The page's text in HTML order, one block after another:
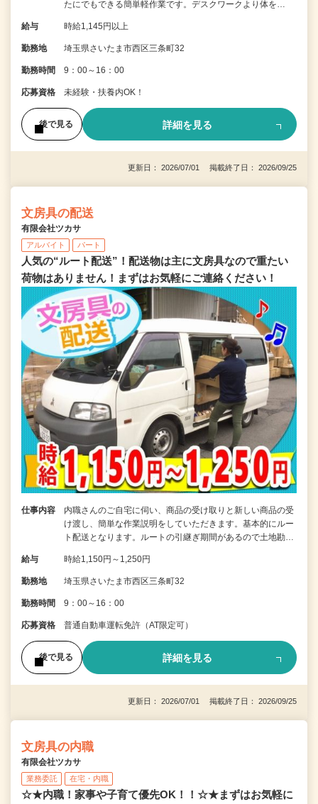
たにでもできる簡単軽作業です。デスクワークより体を…
給与 時給1,145円以上
勤務地 埼玉県さいたま市西区三条町32
勤務時間 9：00～16：00
応募資格 未経験・扶養内OK！
後で見る 詳細を見る
更新日： 2026/07/01 掲載終了日： 2026/09/25
文房具の配送
有限会社ツカサ
アルバイト パート
人気の“ルート配送”！配送物は主に文房具なので重たい
荷物はありません！まずはお気軽にご連絡ください！
仕事内容
内職さんのご自宅に伺い、商品の受け取りと新しい商品の受
け渡し、簡単な作業説明をしていただきます。基本的にルー
ト配送となります。ルートの引継ぎ期間があるので土地勘…
給与 時給1,150円～1,250円
勤務地 埼玉県さいたま市西区三条町32
勤務時間 9：00～16：00
応募資格 普通自動車運転免許（AT限定可）
後で見る 詳細を見る
更新日： 2026/07/01 掲載終了日： 2026/09/25
文房具の内職
有限会社ツカサ
業務委託 在宅・内職
☆★内職！家事や子育て優先OK！！☆★まずはお気軽に